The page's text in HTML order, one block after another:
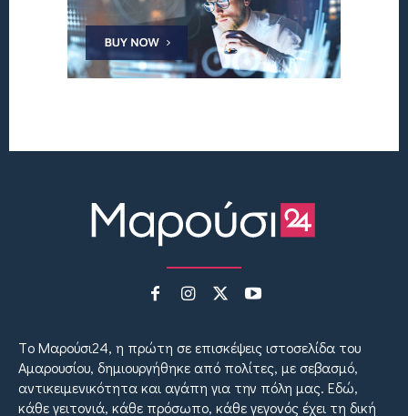
Tο Μαρούσι24, η πρώτη σε επισκέψεις ιστοσελίδα του
Αμαρουσίου, δημιουργήθηκε από πολίτες, με σεβασμό,
αντικειμενικότητα και αγάπη για την πόλη μας. Εδώ,
κάθε γειτονιά, κάθε πρόσωπο, κάθε γεγονός έχει τη δική